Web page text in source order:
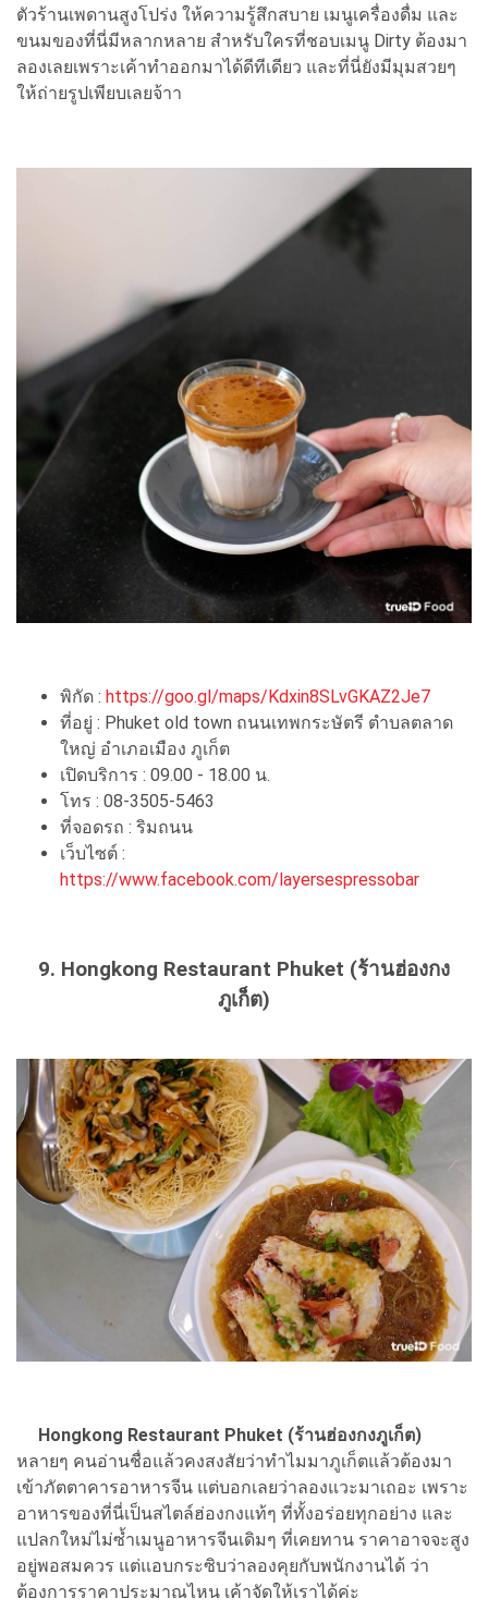
ตัวร้านเพดานสูงโปร่ง ให้ความรู้สึกสบาย เมนูเครื่องดื่ม และ
ขนมของที่นี่มีหลากหลาย สำหรับใครที่ชอบเมนู Dirty ต้องมา
ลองเลยเพราะเค้าทำออกมาได้ดีทีเดียว และที่นี่ยังมีมุมสวยๆ
ให้ถ่ายรูปเพียบเลยจ้าา
พิกัด : https://goo.gl/maps/Kdxin8SLvGKAZ2Je7
ที่อยู่ : Phuket old town ถนนเทพกระษัตรี ตำบลตลาด
ใหญ่ อำเภอเมือง ภูเก็ต
เปิดบริการ : 09.00 - 18.00 น.
โทร : 08-3505-5463
ที่จอดรถ : ริมถนน
เว็บไซต์ :
https://www.facebook.com/layersespressobar
9. Hongkong Restaurant Phuket (ร้านฮ่องกง
ภูเก็ต)
Hongkong Restaurant Phuket (ร้านฮ่องกงภูเก็ต)
หลายๆ คนอ่านชื่อแล้วคงสงสัยว่าทำไมมาภูเก็ตแล้วต้องมา
เข้าภัตตาคารอาหารจีน แต่บอกเลยว่าลองแวะมาเถอะ เพราะ
อาหารของที่นี่เป็นสไตล์ฮ่องกงแท้ๆ ที่ทั้งอร่อยทุกอย่าง และ
แปลกใหม่ไม่ซ้ำเมนูอาหารจีนเดิมๆ ที่เคยทาน ราคาอาจจะสูง
อยู่พอสมควร แต่แอบกระซิบว่าลองคุยกับพนักงานได้ ว่า
ต้องการราคาประมาณไหน เค้าจัดให้เราได้ค่ะ